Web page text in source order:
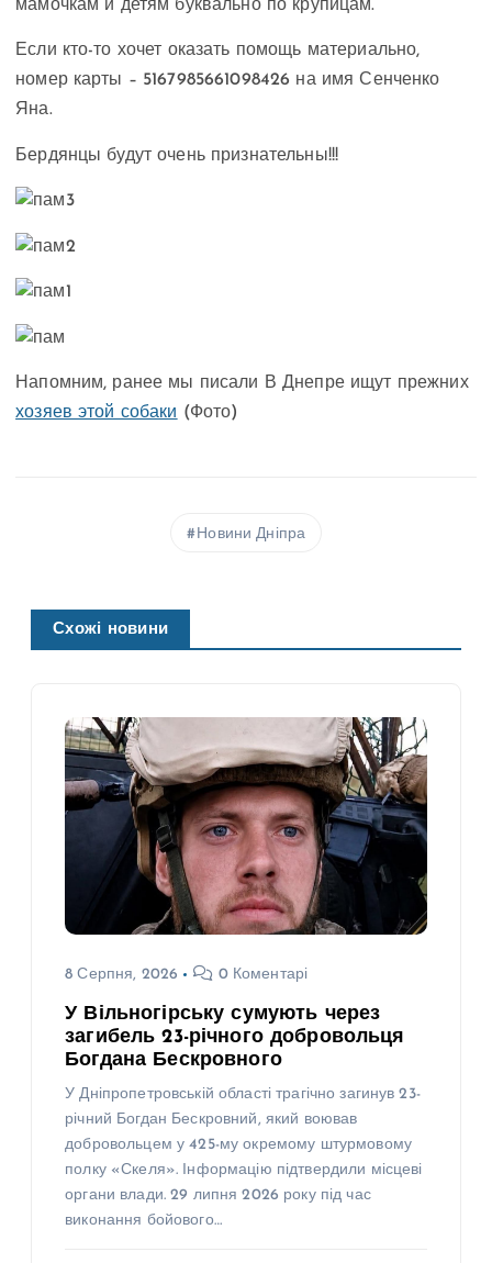
мамочкам и детям буквально по крупицам.
Если кто-то хочет оказать помощь материально,
номер карты – 5167985661098426 на имя Сенченко
Яна.
Бердянцы будут очень признательны!!!
Напомним, ранее мы писали В Днепре ищут прежних
хозяев этой собаки (Фото)
Новини Дніпра
Схожі новини
8 Серпня, 2026 0 Коментарі
У Вільногірську сумують через
загибель 23-річного добровольця
Богдана Бескровного
У Дніпропетровській області трагічно загинув 23-
річний Богдан Бескровний, який воював
добровольцем у 425-му окремому штурмовому
полку «Скеля». Інформацію підтвердили місцеві
органи влади. 29 липня 2026 року під час
виконання бойового…